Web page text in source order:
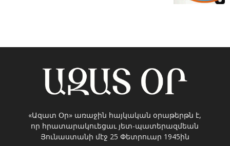
«Ազատ Օր» առաջին հայկական օրաթերթն է,
որ հրատարակուեցաւ յետ-պատերազմեան
Յունաստանի մէջ 25 Փետրուար 1945ին